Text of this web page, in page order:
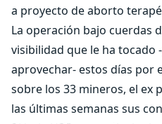
a proyecto de aborto
La operación bajo cuerdas
visibilidad que le ha tocado
aprovechar- estos días por
sobre los 33 mineros, el ex
las últimas semanas sus